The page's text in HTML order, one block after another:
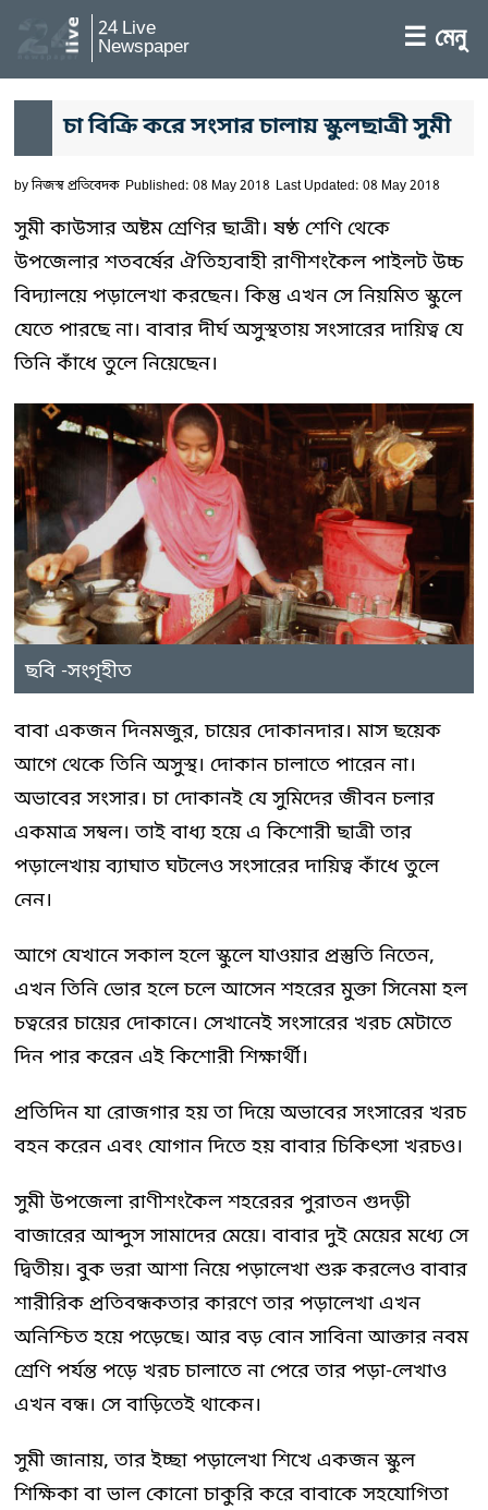
24 Live
Newspaper ☰ মেনু
চা বিক্রি করে সংসার চালায় স্কুলছাত্রী সুমী
byনিজস্ব প্রতিবেদক Published: 08 May 2018 Last Updated: 08 May 2018
সুমী কাউসার অষ্টম শ্রেণির ছাত্রী। ষষ্ঠ শেণি থেকে
উপজেলার শতবর্ষের ঐতিহ্যবাহী রাণীশংকৈল পাইলট উচ্চ
বিদ্যালয়ে পড়ালেখা করছেন। কিন্তু এখন সে নিয়মিত স্কুলে
যেতে পারছে না। বাবার দীর্ঘ অসুস্থতায় সংসারের দায়িত্ব যে
তিনি কাঁধে তুলে নিয়েছেন।
ছবি -সংগৃহীত
বাবা একজন দিনমজুর, চায়ের দোকানদার। মাস ছয়েক
আগে থেকে তিনি অসুস্থ। দোকান চালাতে পারেন না।
অভাবের সংসার। চা দোকানই যে সুমিদের জীবন চলার
একমাত্র সম্বল। তাই বাধ্য হয়ে এ কিশোরী ছাত্রী তার
পড়ালেখায় ব্যাঘাত ঘটলেও সংসারের দায়িত্ব কাঁধে তুলে
নেন।
আগে যেখানে সকাল হলে স্কুলে যাওয়ার প্রস্তুতি নিতেন,
এখন তিনি ভোর হলে চলে আসেন শহরের মুক্তা সিনেমা হল
চত্বরের চায়ের দোকানে। সেখানেই সংসারের খরচ মেটাতে
দিন পার করেন এই কিশোরী শিক্ষার্থী।
প্রতিদিন যা রোজগার হয় তা দিয়ে অভাবের সংসারের খরচ
বহন করেন এবং যোগান দিতে হয় বাবার চিকিৎসা খরচও।
সুমী উপজেলা রাণীশংকৈল শহরেরর পুরাতন গুদড়ী
বাজারের আব্দুস সামাদের মেয়ে। বাবার দুই মেয়ের মধ্যে সে
দ্বিতীয়। বুক ভরা আশা নিয়ে পড়ালেখা শুরু করলেও বাবার
শারীরিক প্রতিবন্ধকতার কারণে তার পড়ালেখা এখন
অনিশ্চিত হয়ে পড়েছে। আর বড় বোন সাবিনা আক্তার নবম
শ্রেণি পর্যন্ত পড়ে খরচ চালাতে না পেরে তার পড়া-লেখাও
এখন বন্ধ। সে বাড়িতেই থাকেন।
সুমী জানায়, তার ইচ্ছা পড়ালেখা শিখে একজন স্কুল
শিক্ষিকা বা ভাল কোনো চাকুরি করে বাবাকে সহযোগিতা